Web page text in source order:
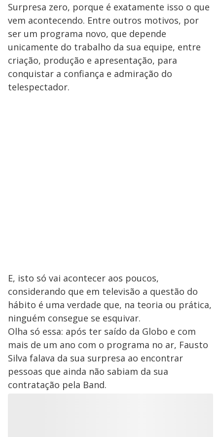
Surpresa zero, porque é exatamente isso o que
vem acontecendo. Entre outros motivos, por
ser um programa novo, que depende
unicamente do trabalho da sua equipe, entre
criação, produção e apresentação, para
conquistar a confiança e admiração do
telespectador.
E, isto só vai acontecer aos poucos,
considerando que em televisão a questão do
hábito é uma verdade que, na teoria ou prática,
ninguém consegue se esquivar.
Olha só essa: após ter saído da Globo e com
mais de um ano com o programa no ar, Fausto
Silva falava da sua surpresa ao encontrar
pessoas que ainda não sabiam da sua
contratação pela Band.